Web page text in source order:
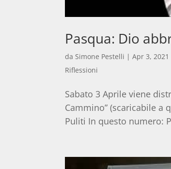
Pasqua: Dio
da Simone Pestelli |Apr 3, 2021
Riflessioni
Sabato 3 Aprile viene
Cammino” (scaricabile a
Puliti In questo numero: